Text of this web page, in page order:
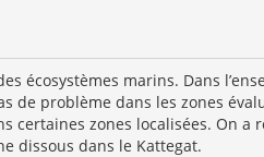
écosystèmes marins. Dans
de problème dans les zones
certaines zones localisées. On a
dissous dans le Kattegat.